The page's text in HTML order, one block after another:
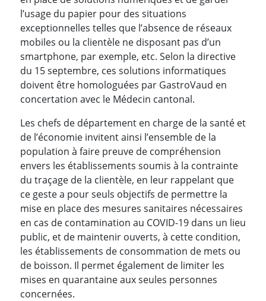
l’usage du papier pour des situations
exceptionnelles telles que l’absence de réseaux
mobiles ou la clientèle ne disposant pas d’un
smartphone, par exemple, etc. Selon la directive
du 15 septembre, ces solutions informatiques
doivent être homologuées par GastroVaud en
concertation avec le Médecin cantonal.
Les chefs de département en charge de la santé et
de l’économie invitent ainsi l’ensemble de la
population à faire preuve de compréhension
envers les établissements soumis à la contrainte
du traçage de la clientèle, en leur rappelant que
ce geste a pour seuls objectifs de permettre la
mise en place des mesures sanitaires nécessaires
en cas de contamination au COVID-19 dans un lieu
public, et de maintenir ouverts, à cette condition,
les établissements de consommation de mets ou
de boisson. Il permet également de limiter les
mises en quarantaine aux seules personnes
concernées.